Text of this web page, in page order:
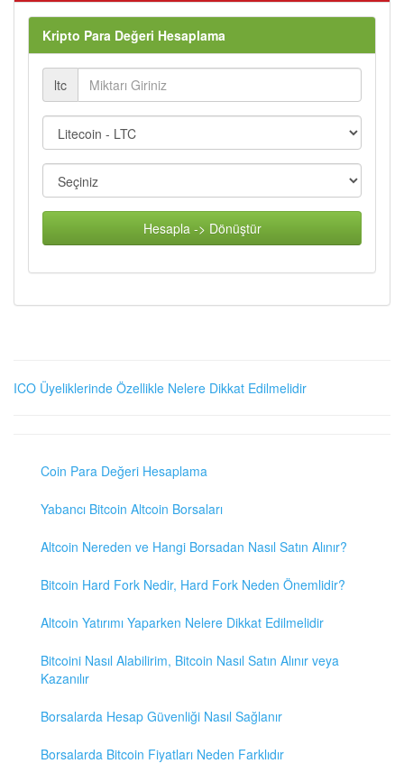
Kripto Para Değeri Hesaplama
ltc
Hesapla -> Dönüştür
ICO Üyeliklerinde Özellikle Nelere Dikkat Edilmelidir
Coin Para Değeri Hesaplama
Yabancı Bitcoin Altcoin Borsaları
Altcoin Nereden ve Hangi Borsadan Nasıl Satın Alınır?
Bitcoin Hard Fork Nedir, Hard Fork Neden Önemlidir?
Altcoin Yatırımı Yaparken Nelere Dikkat Edilmelidir
Bitcoini Nasıl Alabilirim, Bitcoin Nasıl Satın Alınır veya
Kazanılır
Borsalarda Hesap Güvenliği Nasıl Sağlanır
Borsalarda Bitcoin Fiyatları Neden Farklıdır